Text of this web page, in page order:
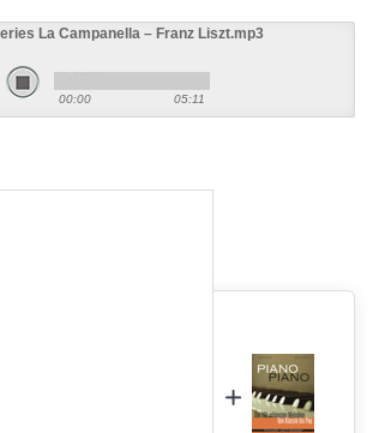
La Campanella – Franz Liszt.mp3
00:00 05:11